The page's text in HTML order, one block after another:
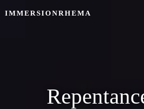
IMMERSIONRHEMA